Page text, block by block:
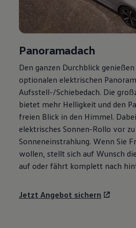
Panoramadach
Den ganzen Durchblick
optionalen elektrischen
Aufsstell-/Schiebedach. Die
bietet mehr Helligkeit und den
freien Blick in den Himmel.
elektrisches Sonnen-Rollo vor
Sonneneinstrahlung. Wenn Sie
wollen, stellt sich auf Wunsch
auf oder fährt komplett nach
Jetzt Angebot sichern